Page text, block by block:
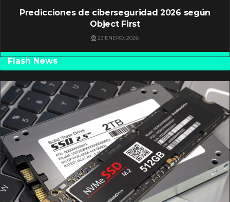
Predicciones de ciberseguridad 2026 según
Object First
23 ENERO, 2026
Flash News